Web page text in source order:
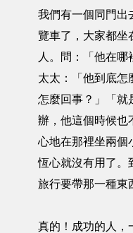
我們有一個同門出
覽車了，大家都坐
人。問：「他在
太太：「他到底怎
怎麼回事？」「就
辦，他這個時候也
心地在那裡坐兩個
恆心就沒有用了。
旅行要帶那一種東
真的！成功的人，